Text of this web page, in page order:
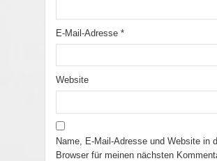
E-Mail-Adresse *
Website
Name, E-Mail-Adresse und Website in
Browser für meinen nächsten